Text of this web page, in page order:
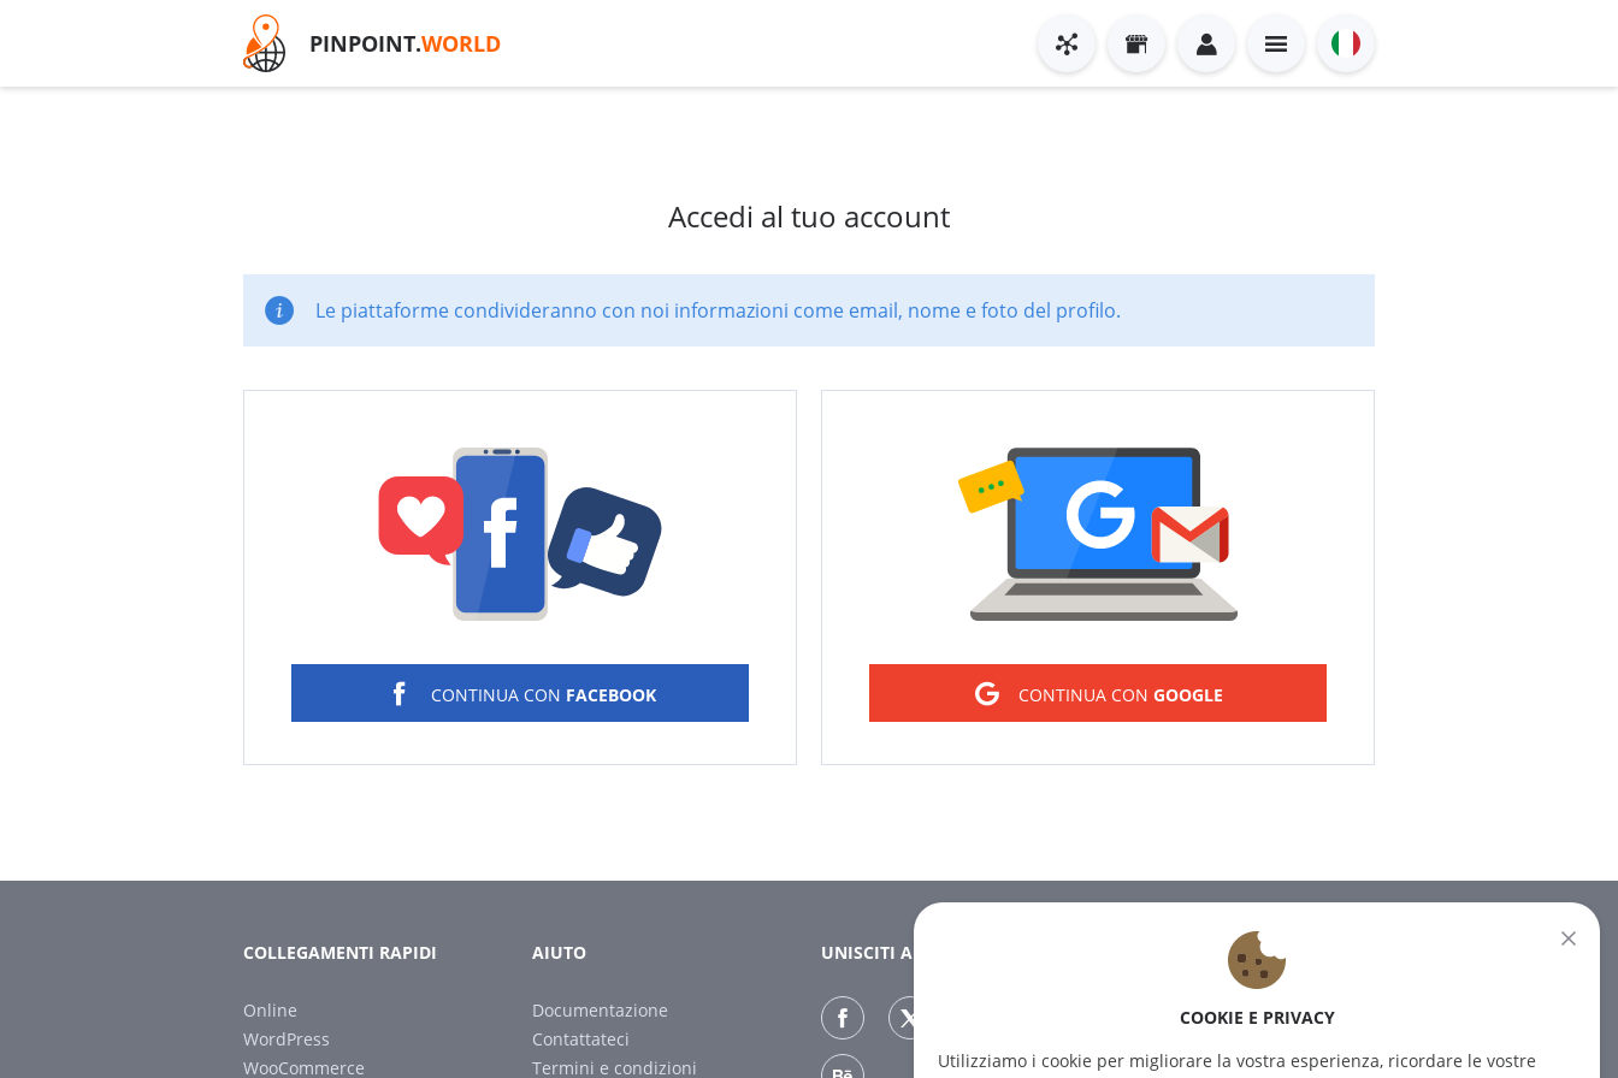
PINPOINT.WORLD
Accedi al tuo account
Le piattaforme condivideranno con noi informazioni come email, nome e foto del profilo.
CONTINUA CON FACEBOOK CONTINUA CON GOOGLE
COLLEGAMENTI RAPIDI
Online
WordPress
WooCommerce
AIUTO
Documentazione
Contattateci
Termini e condizioni
UNISCITI A NOI
Iscrivetevi alla nostra newsletter
COOKIE E PRIVACY
Utilizziamo i cookie per migliorare la vostra esperienza, ricordare le vostre